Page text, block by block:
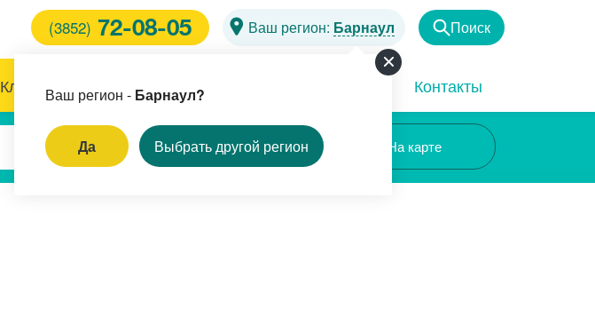
(3852) 72-08-05 Ваш регион: Барнаул
Ваш регион - Барнаул?
Да Выбрать другой регион
Поиск
Клиники Врачи Программы Контакты
Списком На карте